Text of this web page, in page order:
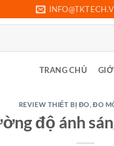
TRANG CHỦ
REVIEW THIẾT BỊ ĐO ĐO
độ ánh